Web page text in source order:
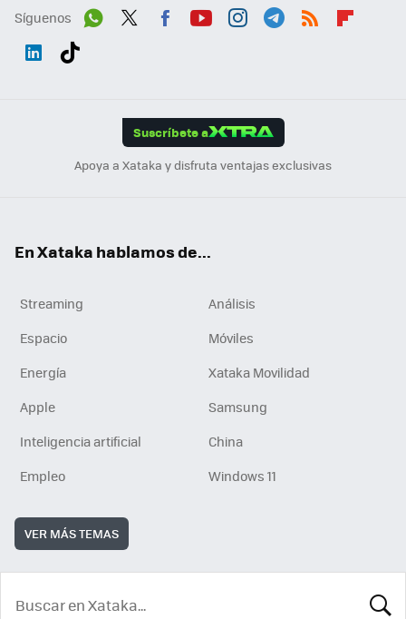
Síguenos
Suscríbete a
Apoya a Xataka y disfruta ventajas exclusivas
En Xataka hablamos de...
Streaming
Análisis
Espacio
Móviles
Energía
Xataka Movilidad
Apple
Samsung
Inteligencia artificial
China
Empleo
Windows 11
VER MÁS TEMAS